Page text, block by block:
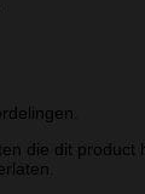
die dit product